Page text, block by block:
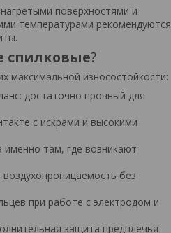
поверхностями и
температурами рекомендуются
спилковые?
износостойкости:
достаточно прочный для
с искрами и высокими
там, где возникают
без
при работе с электродом и
защита предплечья